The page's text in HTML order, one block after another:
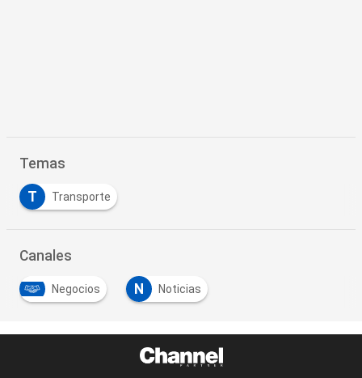
Temas
T Transporte
Canales
Negocios N Noticias